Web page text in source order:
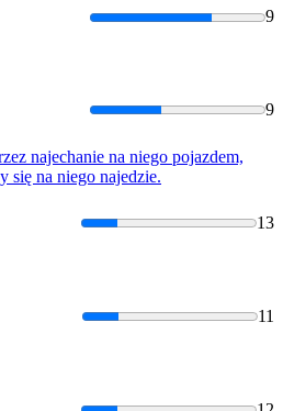
9
9
najechanie na niego pojazdem,
się na niego najedzie.
13
11